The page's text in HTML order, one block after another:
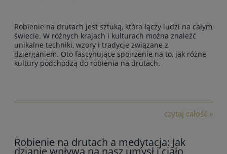
Robienie na drutach jest sztuką, która łączy ludzi na całym
świecie. W różnych krajach i kulturach można znaleźć
unikalne techniki, wzory i tradycje związane z
dzierganiem. Oto fascynujące spojrzenie na to, jak różne
kultury podchodzą do robienia na drutach.
czytaj całość »
Robienie na drutach a medytacja: Jak
dzianie wpływa na nasz umysł i ciało